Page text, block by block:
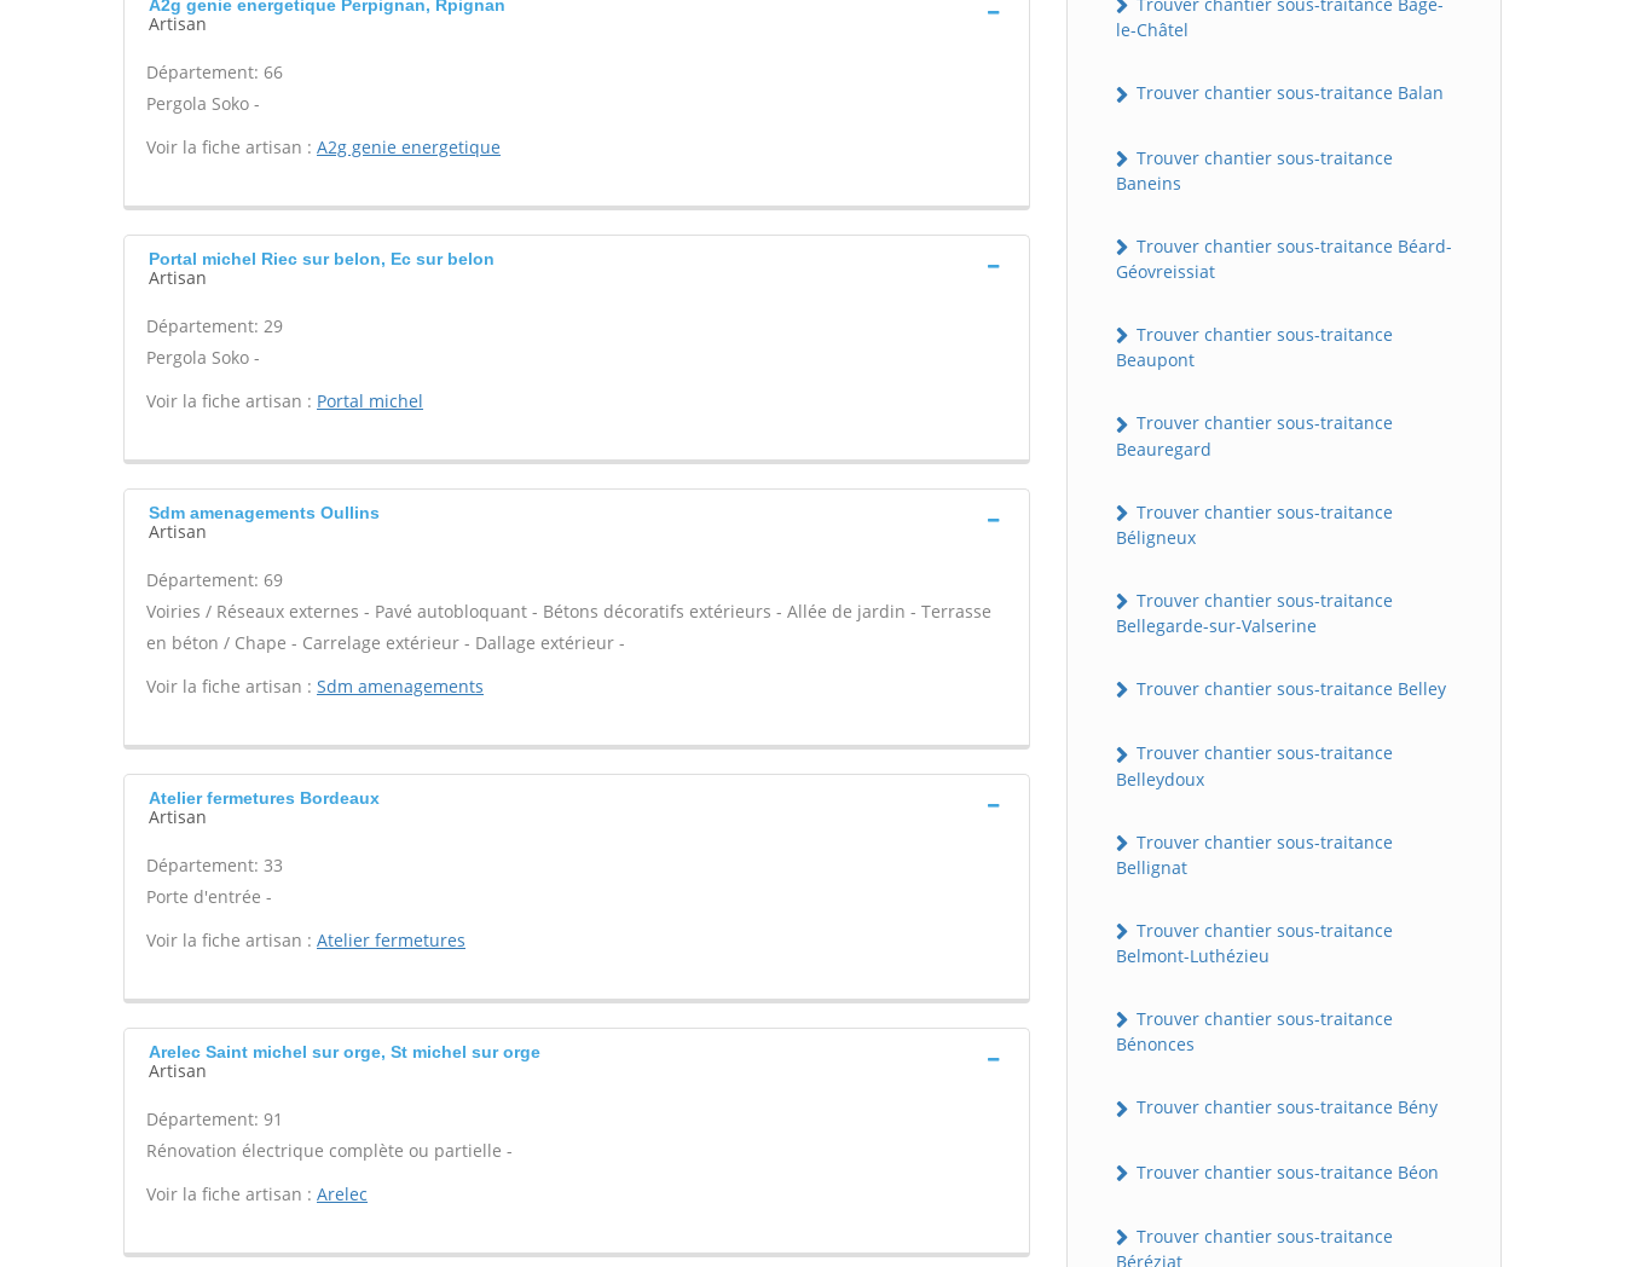
A2g genie energetique Perpignan, Rpignan
Artisan
Département: 66
Pergola Soko -
Voir la fiche artisan : A2g genie energetique
Portal michel Riec sur belon, Ec sur belon
Artisan
Département: 29
Pergola Soko -
Voir la fiche artisan : Portal michel
Sdm amenagements Oullins
Artisan
Département: 69
Voiries / Réseaux externes - Pavé autobloquant - Bétons décoratifs extérieurs - Allée de jardin - Terrasse
en béton / Chape - Carrelage extérieur - Dallage extérieur -
Voir la fiche artisan : Sdm amenagements
Atelier fermetures Bordeaux
Artisan
Département: 33
Porte d'entrée -
Voir la fiche artisan : Atelier fermetures
Arelec Saint michel sur orge, St michel sur orge
Artisan
Département: 91
Rénovation électrique complète ou partielle -
Voir la fiche artisan : Arelec
le-Châtel
Trouver chantier sous-traitance Balan
Trouver chantier sous-traitance
Baneins
Trouver chantier sous-traitance Béard-
Géovreissiat
Trouver chantier sous-traitance
Beaupont
Trouver chantier sous-traitance
Beauregard
Trouver chantier sous-traitance
Béligneux
Trouver chantier sous-traitance
Bellegarde-sur-Valserine
Trouver chantier sous-traitance Belley
Trouver chantier sous-traitance
Belleydoux
Trouver chantier sous-traitance
Bellignat
Trouver chantier sous-traitance
Belmont-Luthézieu
Trouver chantier sous-traitance
Bénonces
Trouver chantier sous-traitance Bény
Trouver chantier sous-traitance Béon
Trouver chantier sous-traitance
Béréziat